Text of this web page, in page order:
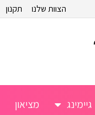
הצוות שלנו תקנון
גיימינג מציאון